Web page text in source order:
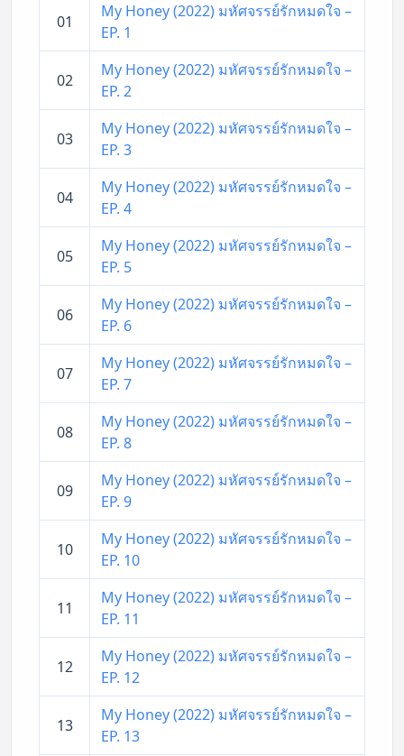
01
My Honey (2022) มหัศจรรย์รักหมดใจ –
EP. 1
02
My Honey (2022) มหัศจรรย์รักหมดใจ –
EP. 2
03
My Honey (2022) มหัศจรรย์รักหมดใจ –
EP. 3
04
My Honey (2022) มหัศจรรย์รักหมดใจ –
EP. 4
05
My Honey (2022) มหัศจรรย์รักหมดใจ –
EP. 5
06
My Honey (2022) มหัศจรรย์รักหมดใจ –
EP. 6
07
My Honey (2022) มหัศจรรย์รักหมดใจ –
EP. 7
08
My Honey (2022) มหัศจรรย์รักหมดใจ –
EP. 8
09
My Honey (2022) มหัศจรรย์รักหมดใจ –
EP. 9
10
My Honey (2022) มหัศจรรย์รักหมดใจ –
EP. 10
11
My Honey (2022) มหัศจรรย์รักหมดใจ –
EP. 11
12
My Honey (2022) มหัศจรรย์รักหมดใจ –
EP. 12
13
My Honey (2022) มหัศจรรย์รักหมดใจ –
EP. 13